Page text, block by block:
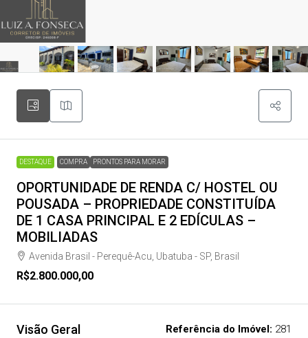
DESTAQUE COMPRA PRONTOS PARA MORAR
OPORTUNIDADE DE RENDA C/ HOSTEL OU
POUSADA – PROPRIEDADE CONSTITUÍDA
DE 1 CASA PRINCIPAL E 2 EDÍCULAS –
MOBILIADAS
Avenida Brasil - Perequê-Acu, Ubatuba - SP, Brasil
R$2.800.000,00
Visão Geral Referência do Imóvel: 281